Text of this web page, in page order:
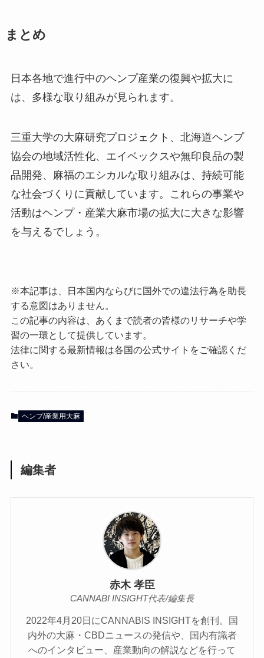
まとめ
日本各地で進行中のヘンプ産業の復興や拡大に
は、多様な取り組みが見られます。
三重大学の大麻研究プロジェクト、北海道ヘンプ
協会の地域活性化、エイベックスや無印良品の製
品開発、麻福のエシカルな取り組みは、持続可能
な社会づくりに貢献しています。これらの事業や
活動はヘンプ・産業大麻市場の拡大に大きな影響
を与えるでしょう。
※本記事は、日本国内ならびに国外での違法行為を助長
する意図はありません。
この記事の内容は、あくまで読者の皆様のリサーチや学
習の一環として提供しています。
法律に関する最新情報は各国の公式サイトをご確認くだ
さい。
ヘンプ/産業用大麻
編集者
赤木 孝臣
CANNABI INSIGHT代表/編集長
2022年4月20日にCANNABIS INSIGHTを創刊。国
内外の大麻・CBDニュースの発信や、国内有識者
へのインタビュー、産業動向の解説などを行って